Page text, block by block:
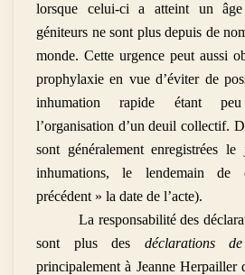
lorsque celui-ci a atteint un
géniteurs ne sont plus depuis de
monde. Cette urgence peut aussi
prophylaxie en vue d’éviter de
inhumation rapide étant
l’organisation d’un deuil collectif.
sont généralement enregistrées
inhumations, le lendemain
précédent » la date de l’acte).
La responsabilité des
sont plus des déclarations
principalement à Jeanne Herpailler